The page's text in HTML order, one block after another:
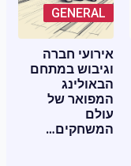
GENERAL
אירועי חברה
וגיבוש במתחם
הבאולינג
המפואר של
עולם
המשחקים…